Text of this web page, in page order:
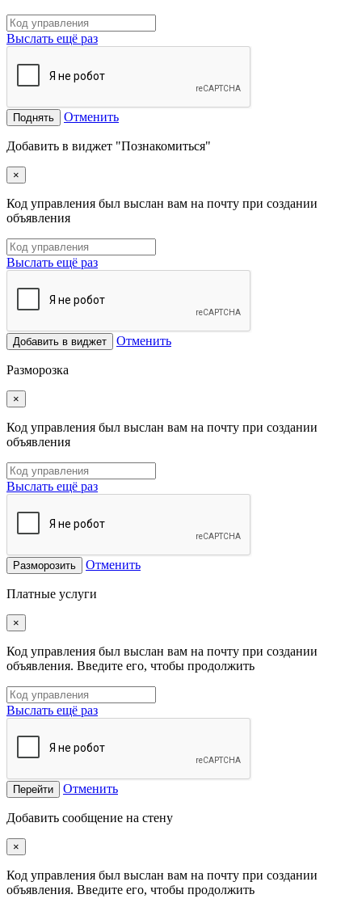
Выслать ещё раз
Поднять Отменить
Добавить в виджет "Познакомиться"
×
Код управления был выслан вам на почту при создании
объявления
Выслать ещё раз
Добавить в виджет Отменить
Разморозка
×
Код управления был выслан вам на почту при создании
объявления
Выслать ещё раз
Разморозить Отменить
Платные услуги
×
Код управления был выслан вам на почту при создании
объявления. Введите его, чтобы продолжить
Выслать ещё раз
Перейти Отменить
Добавить сообщение на стену
×
Код управления был выслан вам на почту при создании
объявления. Введите его, чтобы продолжить